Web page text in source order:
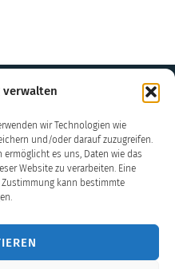
verwalten
wir Technologien wie
und/oder darauf zuzugreifen.
ermöglicht es uns, Daten wie das
Website zu verarbeiten. Eine
kann bestimmte